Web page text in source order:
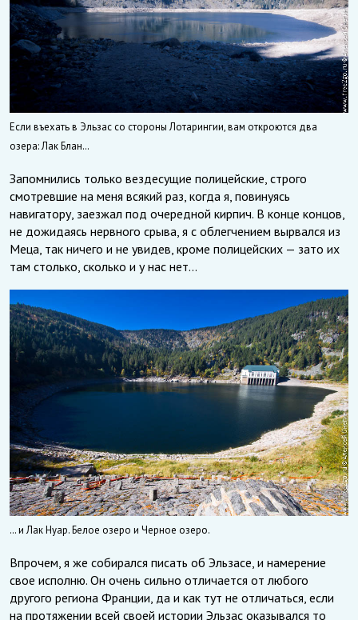
Если въехать в Эльзас со стороны Лотарингии, вам откроются два
озера: Лак Блан…
Запомнились только вездесущие полицейские, строго
смотревшие на меня всякий раз, когда я, повинуясь
навигатору, заезжал под очередной кирпич. В конце концов,
не дожидаясь нервного срыва, я с облегчением вырвался из
Меца, так ничего и не увидев, кроме полицейских — зато их
там столько, сколько и у нас нет…
… и Лак Нуар. Белое озеро и Черное озеро.
Впрочем, я же собирался писать об Эльзасе, и намерение
свое исполню. Он очень сильно отличается от любого
другого региона Франции, да и как тут не отличаться, если
на протяжении всей своей истории Эльзас оказывался то